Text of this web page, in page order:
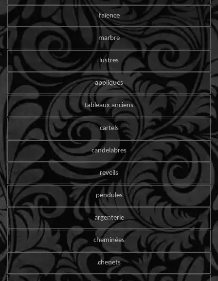
faïence
marbre
lustres
appliques
tableaux anciens
cartels
candelabres
reveils
pendules
argenterie
cheminées
chenets